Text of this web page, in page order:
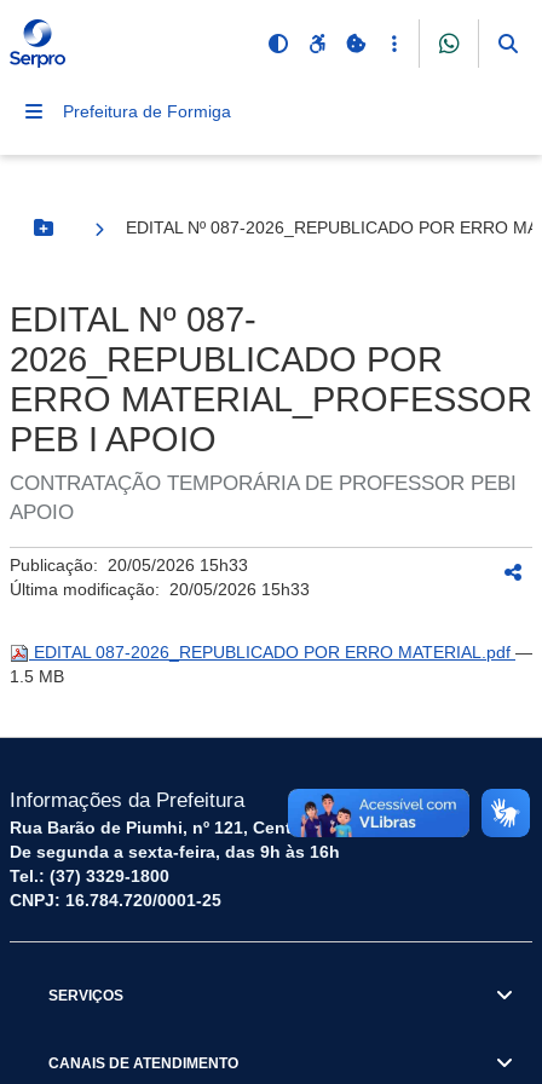
Prefeitura de Formiga
Botão Menu
EDITAL Nº 087-2026_REPUBLICADO POR ERRO
EDITAL Nº 087-
2026_REPUBLICADO POR
ERRO MATERIAL_PROFESSOR
PEB I APOIO
CONTRATAÇÃO TEMPORÁRIA DE PROFESSOR PEBI
APOIO
Publicação: 20/05/2026 15h33
Última modificação: 20/05/2026 15h33
EDITAL 087-2026_REPUBLICADO POR ERRO MATERIAL.pdf —
1.5 MB
Informações da Prefeitura
Rua Barão de Piumhi, nº 121, Centro – CEP: 35570-128
De segunda a sexta-feira, das 9h às 16h
Tel.: (37) 3329-1800
CNPJ: 16.784.720/0001-25
SERVIÇOS
CANAIS DE ATENDIMENTO